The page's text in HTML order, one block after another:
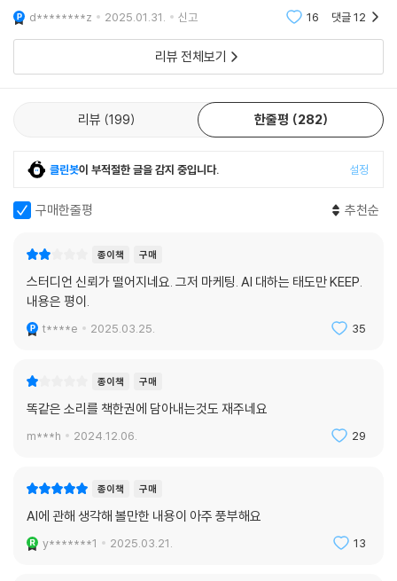
저처럼 책을 많이 읽지 않는 사람도 단 하루만에 몰입해서 읽을 수 있는 책
입니다. 지금 저의 가장 큰 변화는 현재 마주한 ‘모든 시점이 다르게’ 보인
다는 것입니다. 즉 그토록 바랐던 변화가 시작된 것입니다! 인생에 지각변
동을 일으키고 싶다면, 이 책을 반드시 읽어보길 권합니다.
편지를 썼는데 그때마다 심장이 뛰고 눈가에 눈물이 맺히는 신기한 경험을
습니다.
‘퓨처 셀프’라는 이전에 없던 개념을 설명해주는 이 책은 여태껏 읽어본 자
기계발서 중 가장 인상 깊었고, 쉽게 읽혔으며, 실행력을 더욱 높여주었습
_폴찬님
저에겐 마법 같은 책이라 남편과 두 딸에게 선물했습니다. 일에 관한 서류
외엔 글 한 줄 안 읽던 남편이 이 책을 읽고는 좋은 글귀라며 가족 단톡방에
올리고, ‘퓨처 셀프’와 미래에 대해 자주 이야기하곤 합니다.
_김재연님
3개월, 12개월 후의 나에게 편지를 쓰고 제 인생이 완전히 달라졌습니다.
명확한 목표가 생겼고, 스스로 변화하기 위해 노력하고 있습니다. 매일 미
래의 나에게 점점 다가가고 있습니다!
_김*우님
운 시각을 제시하며 독자들에게 깊은 통찰을 준다. 퓨처셀프: 나의 미래 버
전과
d********z 2025.01.31. 신고 16 댓글12
리뷰 전체보기
리뷰 199 한줄평 282
클린봇이 부적절한 글을 감지 중입니다. 설정
구매한줄평 추천순
종이책 구매
스터디언 신뢰가 떨어지네요. 그저 마케팅. AI 대하는 태도만 KEEP.
내용은 평이.
t****e 2025.03.25. 35
종이책 구매
똑같은 소리를 책한권에 담아내는것도 재주네요
m***h 2024.12.06. 29
종이책 구매
AI에 관해 생각해 볼만한 내용이 아주 풍부해요
y*******1 2025.03.21. 13